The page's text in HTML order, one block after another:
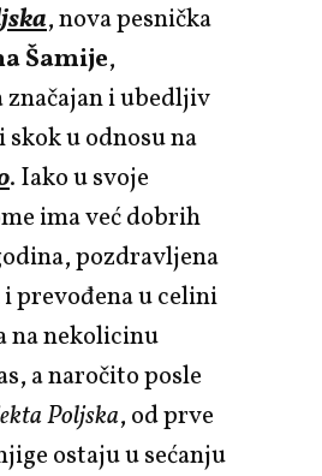
, nova pesnička
Šamije,
i ubedljiv
u odnosu na
. Iako u svoje
ima već dobrih
pozdravljena
prevođena u celini
na nekolicinu
a naročito posle
Poljska, od prve
ostaju u sećanju